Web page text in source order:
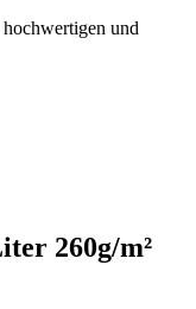
und
260g/m²